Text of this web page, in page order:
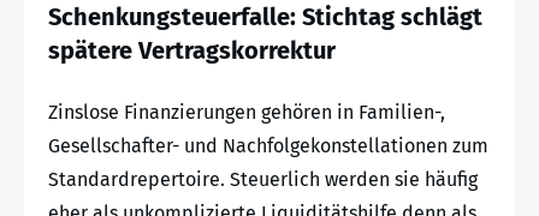
Schenkungsteuerfalle: Stichtag schlägt
spätere Vertragskorrektur
Zinslose Finanzierungen gehören in Familien-,
Gesellschafter- und Nachfolgekonstellationen zum
Standardrepertoire. Steuerlich werden sie häufig